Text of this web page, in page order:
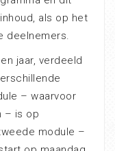
als op het
deelnemers.
jaar, verdeeld
– waarvoor
– is op
module –